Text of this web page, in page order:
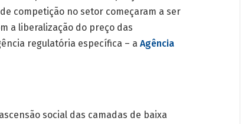
competição no setor começaram a ser
a liberalização do preço das
regulatória específica – a Agência
social das camadas de baixa